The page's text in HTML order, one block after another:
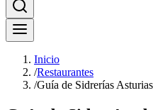
Inicio
/Restaurantes
/Guía de Sidrerías